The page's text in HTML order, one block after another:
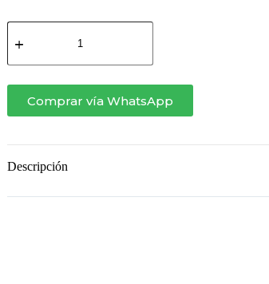
BANQUETA
ANGIE
VERTICAL
cantidad
Comprar vía WhatsApp
Descripción